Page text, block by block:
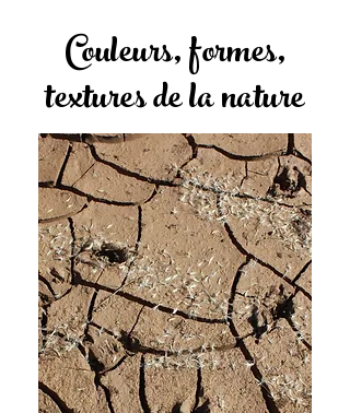
Couleurs, formes,
textures de la nature